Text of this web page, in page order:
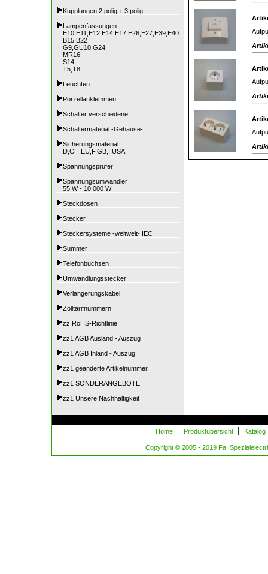
Kupplungen 2 polig + 3 polig
Lampenfassungen
E10,E11,E12,E14,E17,E26,E27,E39,E40
B15,B22
G9,GU10,G24
MR16
S14,
T5,T8
Leuchten
Porzellanklemmen
Schalter verschiedene
Schaltermaterial -Gehäuse-
Sicherungsmaterial
D,CH,EU,F,GB,I,USA
Spannungsprüfer
Spannungsumwandler
55 W - 10.000 W
Steckdosen
Stecker
Steckersysteme -weltweit- IEC
Summer
Telefonbuchsen
Umwandlungsstecker
Verlängerungskabel
Zolltarifnummern
zz RoHS-Richtlinie
zz1 AGB Ausland - Auszug
zz1 AGB Inland - Auszug
zz1 geänderte Artikelnummer
zz1 SONDERANGEBOTE
zz1 Unsere Nachhaltigkeit
Home | Produktübersicht | Katalog
Copyright © 2005 - 2019 Fa.